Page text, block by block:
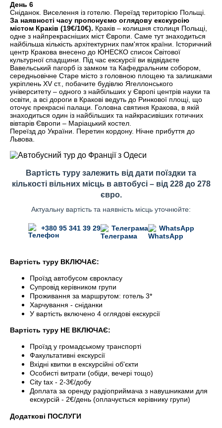
День 6
Сніданок. Виселення із готелю. Переїзд територією Польщі.
За наявності часу пропонуємо оглядову екскурсію
містом Краків (19€/10€). Краків – колишня столиця Польщі,
одне з найпрекрасніших міст Європи. Саме тут знаходиться
найбільша кількість архітектурних пам'яток країни. Історичний
центр Кракова внесено до ЮНЕСКО список Світової
культурної спадщини. Під час екскурсії ви відвідаєте
Вавельський пагорб із замком та Кафедральним собором,
середньовічне Старе місто з головною площею та залишками
укріплень XV ст., побачите будівлю Ягеллонського
університету – одного з найбільших у Європі центрів науки та
освіти, а всі дороги в Кракові ведуть до Ринкової площі, що
оточує прекрасні палаци. Головна святиня Кракова, в якій
знаходиться один із найбільших та найкрасивіших готичних
вівтарів Європи – Маріацький костел.
Переїзд до України. Перетин кордону. Нічне прибуття до
Львова.
Вартість туру залежить від дати поїздки та
кількості вільних місць в автобусі – від 228 до 278
євро.
Актуальну вартість та наявність місць уточнюйте:
+380 95 341 39 29 Телеграма WhatsApp
Вартість туру ВКЛЮЧАЄ:
Проїзд автобусом єврокласу
Супровід керівником групи
Проживання за маршрутом: готель 3*
Харчування - сніданки
У вартість включено 4 оглядові екскурсії
Вартість туру НЕ ВКЛЮЧАЄ:
Проїзд у громадському транспорті
Факультативні екскурсії
Вхідні квитки в екскурсійні об'єкти
Особисті витрати (обіди, вечері тощо)
City tax - 2-3€/добу
Доплата за оренду радіоприймача з навушниками для
екскурсій - 2€/день (оплачується керівнику групи)
Додаткові ПОСЛУГИ